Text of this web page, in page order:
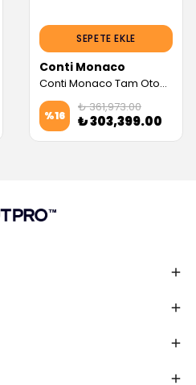
SEPETE EKLE
Conti Monaco
Conti Monaco Tam Otomatik Espresso Makinesi, X-ONE TCI Evo (2 Gruplu, Siyah) (Servis Garantili)
%16
₺ 361,973.00
₺ 303,399.00